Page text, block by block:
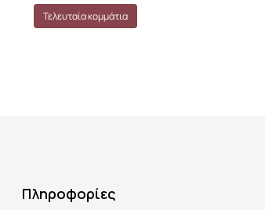
Τελευταία κομμάτια
Πληροφορίες